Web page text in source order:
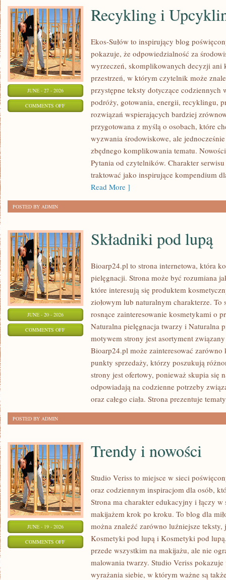
JUNE - 27 - 2026
COMMENTS OFFON
RECYKLING
UPCYKLING
Recykling i
Ekos-Sułów to inspirujący blog
pokazuje, że odpowiedzialność za
wyrzeczeń, skomplikowanych decyzji ani
przestrzeń, w którym czytelnik może
przystępne teksty dotyczące
podróży, gotowania, energii, recyklingu,
rozwiązań wspierających bardziej
przygotowana z myślą o osobach, które
wyzwania środowiskowe, ale
zbędnego komplikowania tematu.
Pytania od czytelników. Charakter
traktować jako inspirujące kompendium
Read More ]
POSTED BY ADMIN
JUNE - 20 - 2026
COMMENTS OFFON
SKŁADNIKI
Składniki pod lupą
Bioarp24.pl to strona internetowa, która
pielęgnacji. Strona może być rozumiana
które interesują się produktem
ziołowym lub naturalnym charakterze.
rosnące zainteresowanie kosmetykami o
Naturalna pielęgnacja twarzy i Naturalna
motywem strony jest asortyment
Bioarp24.pl może zainteresować
punkty sprzedaży, którzy poszukują
strony jest ofertowy, ponieważ skupia się
odpowiadają na codzienne potrzeby
oraz całego ciała. Strona prezentuje
POSTED BY ADMIN
JUNE - 19 - 2026
COMMENTS OFFON
Trendy i nowości
Studio Veriss to miejsce w sieci
oraz codziennym inspiracjom dla osób,
Strona ma charakter edukacyjny i łączy
makijażem krok po kroku. To blog dla
można znaleźć zarówno luźniejsze
Kosmetyki pod lupą i Kosmetyki pod
przede wszystkim na makijażu, ale nie
malowania twarzy. Studio Veriss
wyrażania siebie, w którym ważne są